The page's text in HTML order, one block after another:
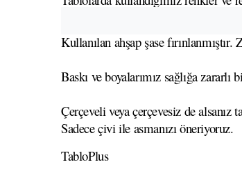
Kullanılan ahşap şase
Baskı ve boyalarımız sağlığa zararlı
Çerçeveli veya çerçevesiz de alsanız
Sadece çivi ile asmanızı öneriyoruz.
TabloPlus